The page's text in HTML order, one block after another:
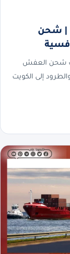
| شحن
شحن العفش
إلى الكويت